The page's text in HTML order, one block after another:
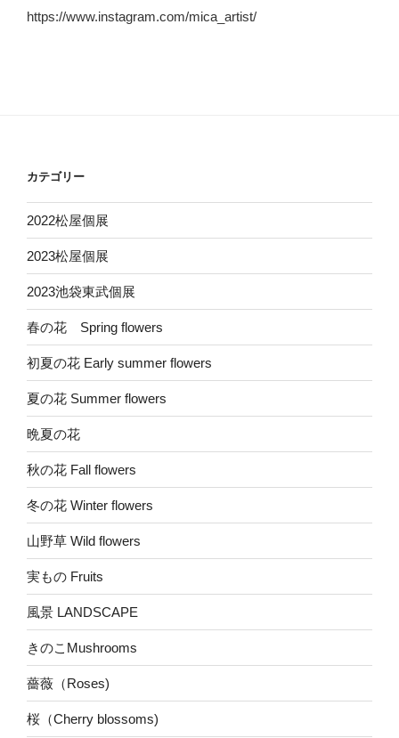
https://www.instagram.com/mica_artist/
カテゴリー
2022松屋個展
2023松屋個展
2023池袋東武個展
春の花 Spring flowers
初夏の花 Early summer flowers
夏の花 Summer flowers
晩夏の花
秋の花 Fall flowers
冬の花 Winter flowers
山野草 Wild flowers
実もの Fruits
風景 LANDSCAPE
きのこMushrooms
薔薇（Roses)
桜（Cherry blossoms)